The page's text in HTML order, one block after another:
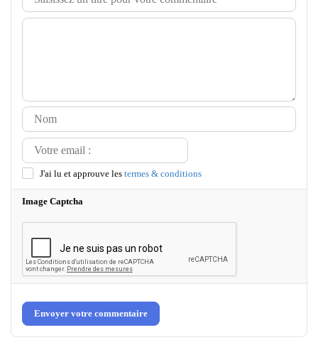
J'ai lu et approuve les termes & conditions
Image Captcha
Envoyer votre commentaire